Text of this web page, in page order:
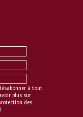
à tout
plus sur
des